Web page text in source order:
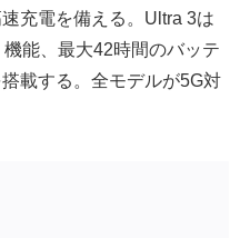
充電を備える。Ultra 3は
能、最大42時間のバッテ
載する。全モデルが5G対